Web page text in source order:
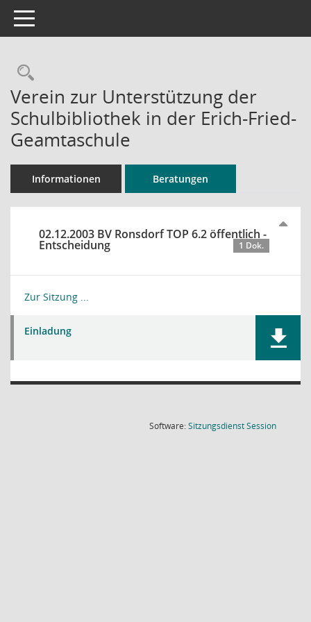
Toggle navigation
Rechercheauswahl
Verein zur Unterstützung der
Schulbibliothek in der Erich-Fried-
Geamtaschule
Informationen Beratungen
02.12.2003 BV Ronsdorf TOP 6.2 öffentlich -
Entscheidung 1 Dok.
Zur Sitzung ...
Einladung
Software:SitzungsdienstSession(Wird in